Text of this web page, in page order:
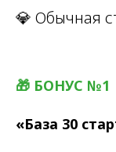
💎 Обычная
🎁 БОНУС №1
«База 30